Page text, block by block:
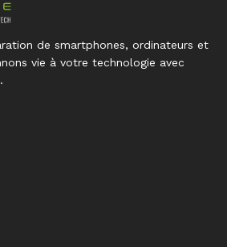
de smartphones, ordinateurs et
vie à votre technologie avec